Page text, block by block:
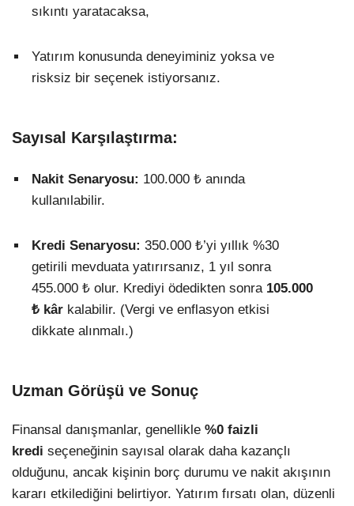
sıkıntı yaratacaksa,
Yatırım konusunda deneyiminiz yoksa ve
risksiz bir seçenek istiyorsanız.
Sayısal Karşılaştırma:
Nakit Senaryosu: 100.000 ₺ anında
kullanılabilir.
Kredi Senaryosu: 350.000 ₺’yi yıllık %30
getirili mevduata yatırırsanız, 1 yıl sonra
455.000 ₺ olur. Krediyi ödedikten sonra 105.000
₺ kâr kalabilir. (Vergi ve enflasyon etkisi
dikkate alınmalı.)
Uzman Görüşü ve Sonuç
Finansal danışmanlar, genellikle %0 faizli
kredi seçeneğinin sayısal olarak daha kazançlı
olduğunu, ancak kişinin borç durumu ve nakit akışının
kararı etkilediğini belirtiyor. Yatırım fırsatı olan, düzenli